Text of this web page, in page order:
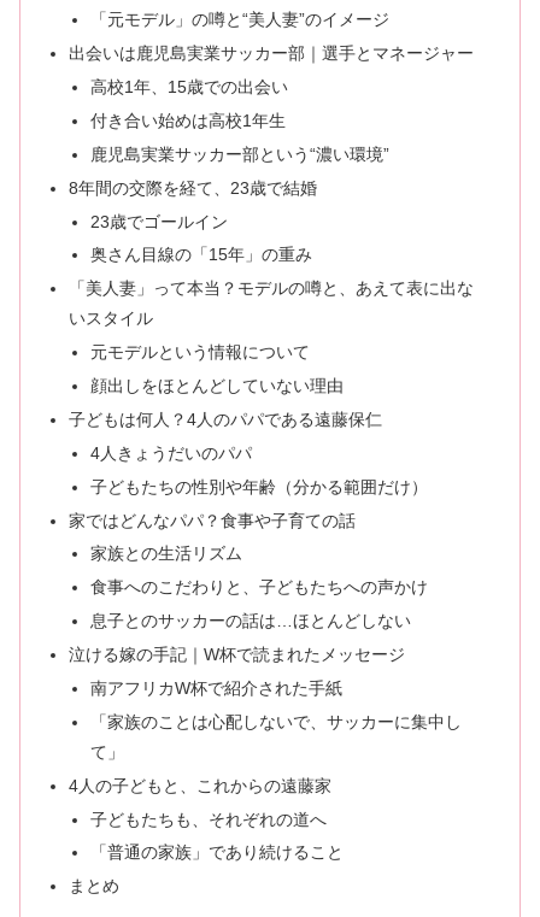
「元モデル」の噂と“美人妻”のイメージ
出会いは鹿児島実業サッカー部｜選手とマネージャー
高校1年、15歳での出会い
付き合い始めは高校1年生
鹿児島実業サッカー部という“濃い環境”
8年間の交際を経て、23歳で結婚
23歳でゴールイン
奥さん目線の「15年」の重み
「美人妻」って本当？モデルの噂と、あえて表に出な
いスタイル
元モデルという情報について
顔出しをほとんどしていない理由
子どもは何人？4人のパパである遠藤保仁
4人きょうだいのパパ
子どもたちの性別や年齢（分かる範囲だけ）
家ではどんなパパ？食事や子育ての話
家族との生活リズム
食事へのこだわりと、子どもたちへの声かけ
息子とのサッカーの話は…ほとんどしない
泣ける嫁の手記｜W杯で読まれたメッセージ
南アフリカW杯で紹介された手紙
「家族のことは心配しないで、サッカーに集中し
て」
4人の子どもと、これからの遠藤家
子どもたちも、それぞれの道へ
「普通の家族」であり続けること
まとめ